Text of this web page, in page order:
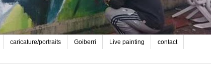
caricature/portraits Goiberri Live painting contact